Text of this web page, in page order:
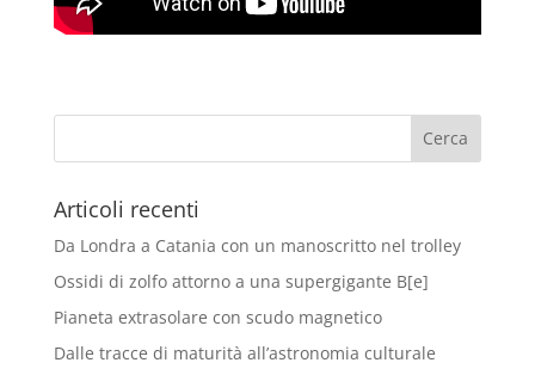
Articoli recenti
Da Londra a Catania con un manoscritto nel trolley
Ossidi di zolfo attorno a una supergigante B[e]
Pianeta extrasolare con scudo magnetico
Dalle tracce di maturità all’astronomia culturale